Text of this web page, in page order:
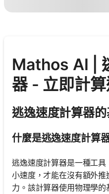
Mathos AI |
器 - 立即計
逃逸速度計算器
什麼是逃逸速度計算
逃逸速度計算器是一種工
小速度，才能在沒有額外
力。該計算器使用物理學